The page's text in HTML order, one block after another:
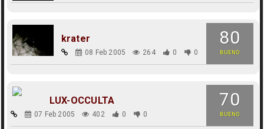
80
BUENO
krater
08 Feb 2005 264 0 0
70
BUENO
LUX-OCCULTA
07 Feb 2005 402 0 0